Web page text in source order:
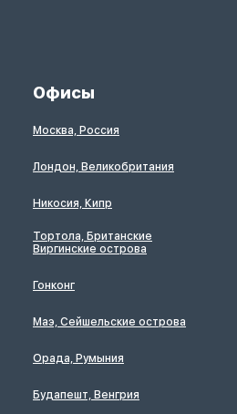
Офисы
Москва, Россия
Лондон, Великобритания
Никосия, Кипр
Тортола, Британские
Виргинские острова
Гонконг
Маэ, Сейшельские острова
Орада, Румыния
Будапешт, Венгрия